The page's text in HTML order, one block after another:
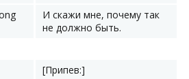
И скажи мне, почему так
не должно быть.
[Припев:]